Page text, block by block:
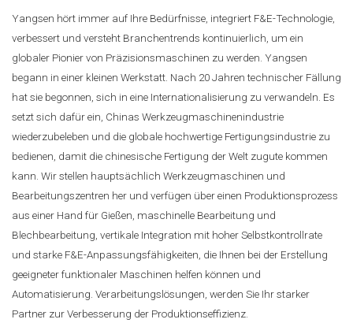
Yangsen hört immer auf Ihre Bedürfnisse, integriert F&E-Technologie,
verbessert und versteht Branchentrends kontinuierlich, um ein
globaler Pionier von Präzisionsmaschinen zu werden. Yangsen
begann in einer kleinen Werkstatt. Nach 20 Jahren technischer Fällung
hat sie begonnen, sich in eine Internationalisierung zu verwandeln. Es
setzt sich dafür ein, Chinas Werkzeugmaschinenindustrie
wiederzubeleben und die globale hochwertige Fertigungsindustrie zu
bedienen, damit die chinesische Fertigung der Welt zugute kommen
kann. Wir stellen hauptsächlich Werkzeugmaschinen und
Bearbeitungszentren her und verfügen über einen Produktionsprozess
aus einer Hand für Gießen, maschinelle Bearbeitung und
Blechbearbeitung, vertikale Integration mit hoher Selbstkontrollrate
und starke F&E-Anpassungsfähigkeiten, die Ihnen bei der Erstellung
geeigneter funktionaler Maschinen helfen können und
Automatisierung. Verarbeitungslösungen, werden Sie Ihr starker
Partner zur Verbesserung der Produktionseffizienz.